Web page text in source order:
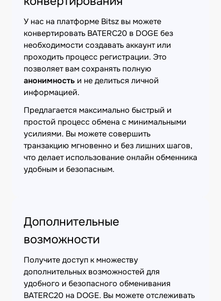
У нас на платформе Bitsz вы можете
конвертировать BATERC20 в DOGE без
необходимости создавать аккаунт или
проходить процесс регистрации. Это
позволяет вам сохранять полную
анонимность и не делиться личной
информацией.
Предлагается максимально быстрый и
простой процесс обмена с минимальными
усилиями. Вы можете совершить
транзакцию мгновенно и без лишних шагов,
что делает использование онлайн обменника
удобным и безопасным.
Дополнительные
возможности
Получите доступ к множеству
дополнительных возможностей для
удобного и безопасного обменивания
BATERC20 на DOGE. Вы можете отслеживать